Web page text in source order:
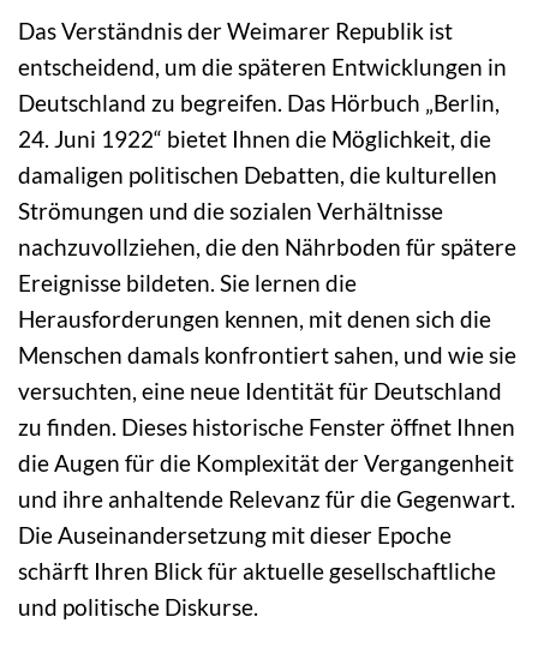
Das Verständnis der Weimarer Republik ist
entscheidend, um die späteren Entwicklungen in
Deutschland zu begreifen. Das Hörbuch „Berlin,
24. Juni 1922“ bietet Ihnen die Möglichkeit, die
damaligen politischen Debatten, die kulturellen
Strömungen und die sozialen Verhältnisse
nachzuvollziehen, die den Nährboden für spätere
Ereignisse bildeten. Sie lernen die
Herausforderungen kennen, mit denen sich die
Menschen damals konfrontiert sahen, und wie sie
versuchten, eine neue Identität für Deutschland
zu finden. Dieses historische Fenster öffnet Ihnen
die Augen für die Komplexität der Vergangenheit
und ihre anhaltende Relevanz für die Gegenwart.
Die Auseinandersetzung mit dieser Epoche
schärft Ihren Blick für aktuelle gesellschaftliche
und politische Diskurse.